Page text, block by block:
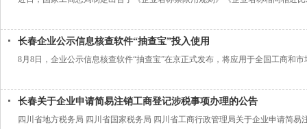
长春企业公示信息核查软件“抽查宝”投入使用
8月8日，企业公示信息核查软件“抽查宝”在京正式发布，将应用于全国工商和
长春关于企业申请简易注销工商登记涉税事项办理的公告
四川省地方税务局 四川省国家税务局 四川省工商行政管理局关于企业申请简易